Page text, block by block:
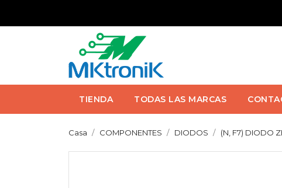
TIENDA TODAS LAS MARCAS
Casa COMPONENTES DIODOS (N, F7) DIODO